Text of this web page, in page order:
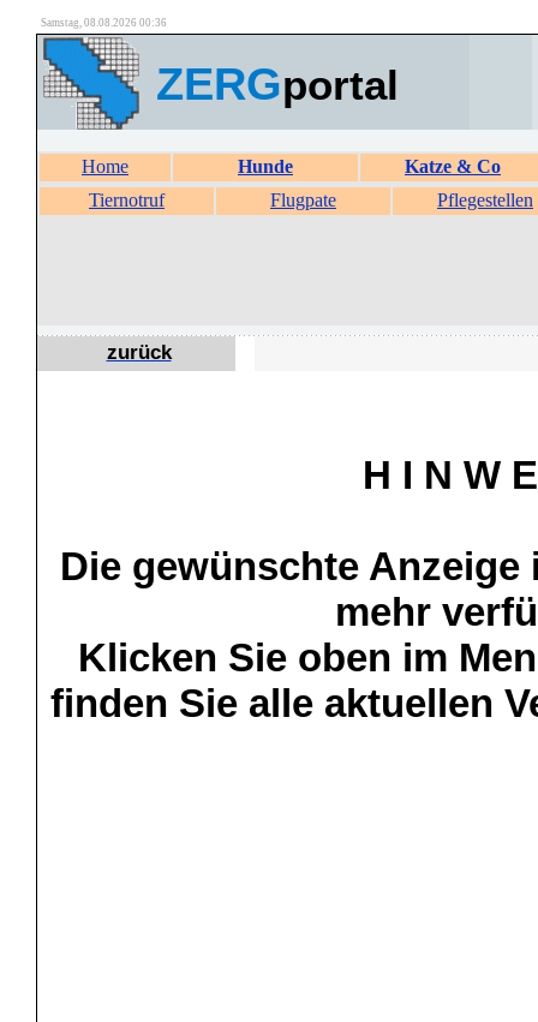
Samstag, 08.08.2026 00:36
ZERGportal
Home Hunde
Katze & Co
Tiernotruf
Flugpate Pflegestellen
zurück
H I N W
Die gewünschte
mehr
Klicken Sie oben im
finden Sie alle aktuellen